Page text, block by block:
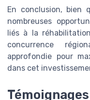
En conclusion, bien
nombreuses
liés à la
concurrence
approfondie pour
dans cet